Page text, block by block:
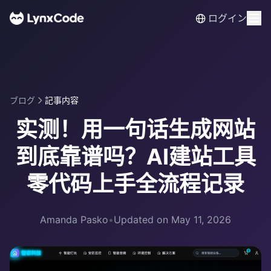
ログイン
ブログ 記事内容
实测！用一句话生成网站
到底靠谱吗？AI建站工具
零代码上手全流程记录
Amanda Pasko•Updated on May 11, 2026